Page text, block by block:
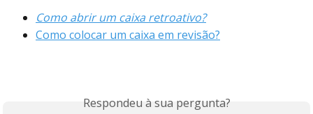
Como abrir um caixa retroativo?
Como colocar um caixa em revisão?
Respondeu à sua pergunta?